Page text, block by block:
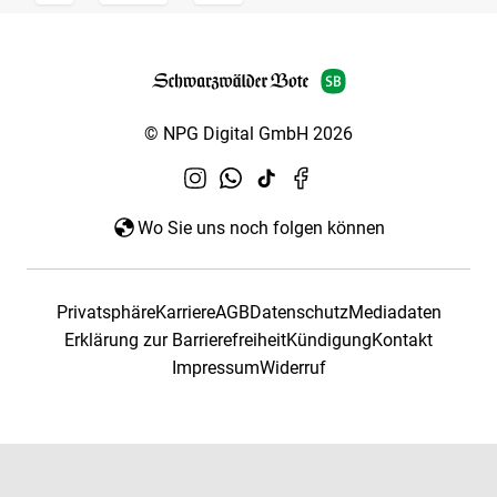
© NPG Digital GmbH 2026
Wo Sie uns noch folgen können
PrivatsphäreKarriereAGBDatenschutzMediadaten
Erklärung zur BarrierefreiheitKündigungKontakt
ImpressumWiderruf